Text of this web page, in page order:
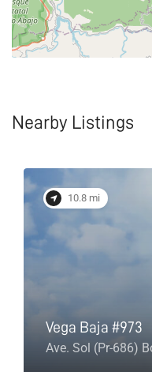
Nearby Listings
10.8 mi
Vega Baja #973
Ave. Sol (Pr-686)